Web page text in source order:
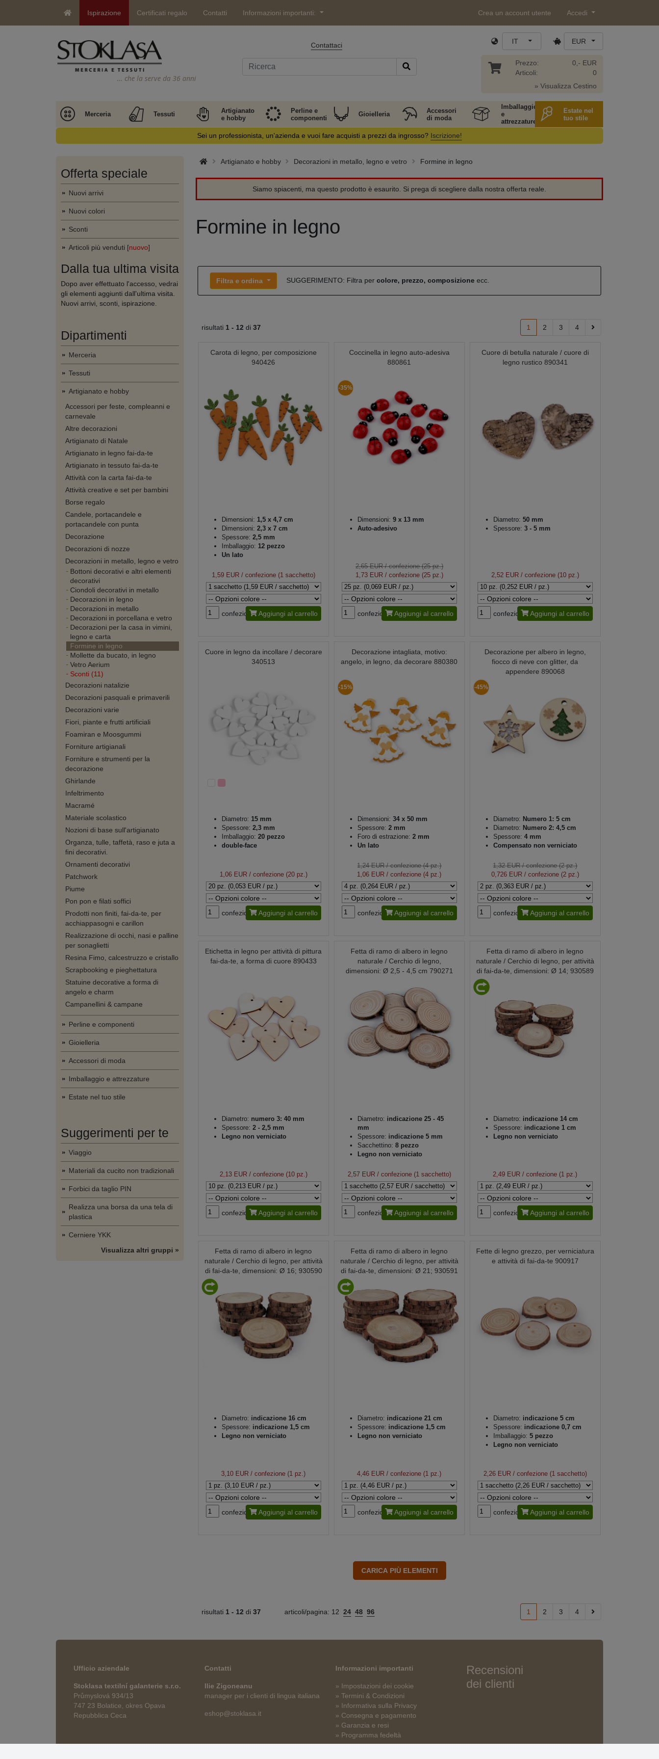
Ispirazione Certificati regalo Contatti Informazioni importanti: Crea un account utente Accedi
… che la serve da 36 anni
Contattaci IT EUR
Prezzo:
Articoli:
0,- EUR
0
» Visualizza Cestino
Merceria Tessuti
Artigianato
e hobby
Perline e
componenti
Gioielleria
Accessori
di moda
Imballaggio
e
attrezzature
Estate nel
tuo stile
Sei un professionista, un'azienda e vuoi fare acquisti a prezzi da ingrosso? Iscrizione!
Offerta speciale
Nuovi arrivi
Nuovi colori
Sconti
Articoli più venduti [nuovo]
Dalla tua ultima visita
Dopo aver effettuato l'accesso, vedrai
gli elementi aggiunti dall'ultima visita.
Nuovi arrivi, sconti, ispirazione.
Dipartimenti
Merceria
Tessuti
Artigianato e hobby
Accessori per feste, compleanni e
carnevale
Altre decorazioni
Artigianato di Natale
Artigianato in legno fai-da-te
Artigianato in tessuto fai-da-te
Attività con la carta fai-da-te
Attività creative e set per bambini
Borse regalo
Candele, portacandele e
portacandele con punta
Decorazione
Decorazioni di nozze
Decorazioni in metallo, legno e vetro
Bottoni decorativi e altri elementi
decorativi
Ciondoli decorativi in metallo
Decorazioni in legno
Decorazioni in metallo
Decorazioni in porcellana e vetro
Decorazioni per la casa in vimini,
legno e carta
Formine in legno
Mollette da bucato, in legno
Vetro Aerium
Sconti (11)
Decorazioni natalizie
Decorazioni pasquali e primaverili
Decorazioni varie
Fiori, piante e frutti artificiali
Foamiran e Moosgummi
Forniture artigianali
Forniture e strumenti per la
decorazione
Ghirlande
Infeltrimento
Macramé
Materiale scolastico
Nozioni di base sull'artigianato
Organza, tulle, taffetà, raso e juta a
fini decorativi.
Ornamenti decorativi
Patchwork
Piume
Pon pon e filati soffici
Prodotti non finiti, fai-da-te, per
acchiappasogni e carillon
Realizzazione di occhi, nasi e palline
per sonaglietti
Resina Fimo, calcestruzzo e cristallo
Scrapbooking e pieghettatura
Statuine decorative a forma di
angelo e charm
Campanellini & campane
Perline e componenti
Gioielleria
Accessori di moda
Imballaggio e attrezzature
Estate nel tuo stile
Suggerimenti per te
Viaggio
Materiali da cucito non tradizionali
Forbici da taglio PIN
Realizza una borsa da una tela di
plastica
Cerniere YKK
Visualizza altri gruppi »
Artigianato e hobby Decorazioni in metallo, legno e vetro Formine in legno
Siamo spiacenti, ma questo prodotto è esaurito. Si prega di scegliere dalla nostra offerta reale.
Formine in legno
Filtra e ordina SUGGERIMENTO: Filtra per colore, prezzo, composizioneecc.
risultati 1 - 12 di 37 1 2 3 4
Carota di legno, per composizione
940426
Dimensioni: 1,5 x 4,7 cm
Dimensioni: 2,3 x 7 cm
Spessore: 2,5 mm
Imballaggio: 12 pezzo
Un lato
1,59 EUR/ confezione (1 sacchetto)
confezione Aggiungi al carrello
Coccinella in legno auto-adesiva
880861
-35%
Dimensioni: 9 x 13 mm
Auto-adesivo
2,65 EUR/ confezione (25 pz.)
1,73 EUR/ confezione (25 pz.)
confezione Aggiungi al carrello
Cuore di betulla naturale / cuore di
legno rustico 890341
Diametro: 50 mm
Spessore: 3 - 5 mm
2,52 EUR/ confezione (10 pz.)
confezione Aggiungi al carrello
Cuore in legno da incollare / decorare
340513
Diametro: 15 mm
Spessore: 2,3 mm
Imballaggio: 20 pezzo
double-face
1,06 EUR/ confezione (20 pz.)
confezione Aggiungi al carrello
Decorazione intagliata, motivo:
angelo, in legno, da decorare 880380
-15%
Dimensioni: 34 x 50 mm
Spessore: 2 mm
Foro di estrazione: 2 mm
Un lato
1,24 EUR/ confezione (4 pz.)
1,06 EUR / confezione (4 pz.)
confezione Aggiungi al carrello
Decorazione per albero in legno,
fiocco di neve con glitter, da
appendere 890068
-45%
Diametro: Numero 1: 5 cm
Diametro: Numero 2: 4,5 cm
Spessore: 4 mm
Compensato non verniciato
1,32 EUR/ confezione (2 pz.)
0,726 EUR/ confezione (2 pz.)
confezione Aggiungi al carrello
Etichetta in legno per attività di pittura
fai-da-te, a forma di cuore 890433
Diametro: numero 3: 40 mm
Spessore: 2 - 2,5 mm
Legno non verniciato
2,13 EUR/ confezione (10 pz.)
confezione Aggiungi al carrello
Fetta di ramo di albero in legno
naturale / Cerchio di legno,
dimensioni: Ø 2,5 - 4,5 cm 790271
Diametro: indicazione 25 - 45
mm
Spessore: indicazione 5 mm
Sacchettino: 8 pezzo
Legno non verniciato
2,57 EUR/ confezione (1 sacchetto)
confezione Aggiungi al carrello
Fetta di ramo di albero in legno
naturale / Cerchio di legno, per attività
di fai-da-te, dimensioni: Ø 14; 930589
Diametro: indicazione 14 cm
Spessore: indicazione 1 cm
Legno non verniciato
2,49 EUR / confezione (1 pz.)
confezione Aggiungi al carrello
Fetta di ramo di albero in legno
naturale / Cerchio di legno, per attività
di fai-da-te, dimensioni: Ø 16; 930590
Diametro: indicazione 16 cm
Spessore: indicazione 1,5 cm
Legno non verniciato
3,10 EUR / confezione (1 pz.)
confezione Aggiungi al carrello
Fetta di ramo di albero in legno
naturale / Cerchio di legno, per attività
di fai-da-te, dimensioni: Ø 21; 930591
Diametro: indicazione 21 cm
Spessore: indicazione 1,5 cm
Legno non verniciato
4,46 EUR / confezione (1 pz.)
confezione Aggiungi al carrello
Fette di legno grezzo, per verniciatura
e attività di fai-da-te 900917
Diametro: indicazione 5 cm
Spessore: indicazione 0,7 cm
Imballaggio: 5 pezzo
Legno non verniciato
2,26 EUR/ confezione (1 sacchetto)
confezione Aggiungi al carrello
risultati 1 - 12 di 37 articoli/pagina: 12 24 48 96 1 2 3 4
Ufficio aziendale
Stoklasa textilní galanterie s.r.o.
Průmyslová 934/13
747 23 Bolatice, okres Opava
Repubblica Ceca
Contatti
Ilie Zigoneanu
manager per i clienti di lingua italiana
eshop@stoklasa.it
Informazioni importanti
» Impostazioni dei cookie
» Termini & Condizioni
» Informativa sulla Privacy
» Consegna e pagamento
» Garanzia e resi
» Programma fedeltà
Recensioni
dei clienti